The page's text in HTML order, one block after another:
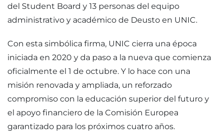
del Student Board y 13 personas del equipo
administrativo y académico de Deusto en UNIC.
Con esta simbólica firma, UNIC cierra una época
iniciada en 2020 y da paso a la nueva que comienza
oficialmente el 1 de octubre. Y lo hace con una
misión renovada y ampliada, un reforzado
compromiso con la educación superior del futuro y
el apoyo financiero de la Comisión Europea
garantizado para los próximos cuatro años.